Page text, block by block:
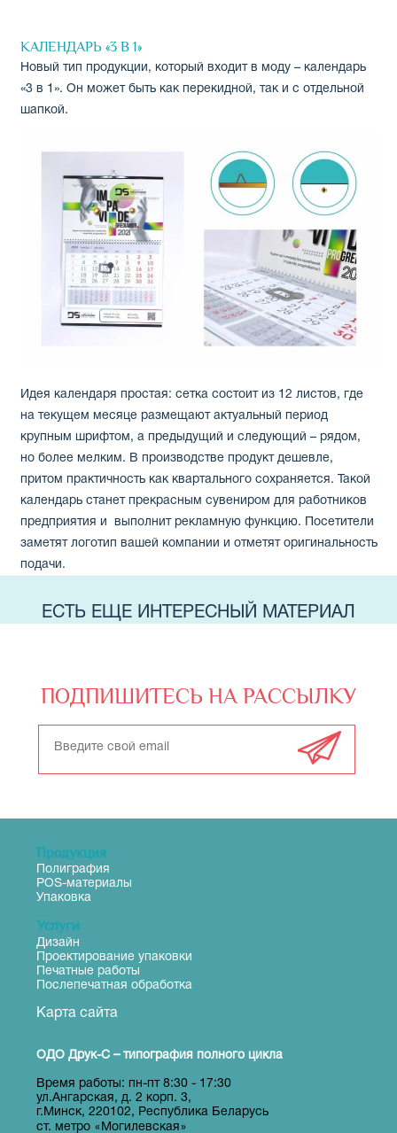
КАЛЕНДАРЬ «3 В 1»
Новый тип продукции, который входит в моду – календарь
«3 в 1». Он может быть как перекидной, так и с отдельной
шапкой.
Идея календаря простая: сетка состоит из 12 листов, где
на текущем месяце размещают актуальный период
крупным шрифтом, а предыдущий и следующий – рядом,
но более мелким. В производстве продукт дешевле,
притом практичность как квартального сохраняется. Такой
календарь станет прекрасным сувениром для работников
предприятия и выполнит рекламную функцию. Посетители
заметят логотип вашей компании и отметят оригинальность
подачи.
ЕСТЬ ЕЩЕ ИНТЕРЕСНЫЙ МАТЕРИАЛ
ПОДПИШИТЕСЬ НА РАССЫЛКУ
Продукция
Полиграфия
POS-материалы
Упаковка
Услуги
Дизайн
Проектирование упаковки
Печатные работы
Послепечатная обработка
Карта сайта
ОДО Друк-С – типография полного цикла
Время работы: пн-пт 8:30 - 17:30
ул.Ангарская, д. 2 корп. 3,
г.Минск, 220102, Республика Беларусь
ст. метро « Могилевская»